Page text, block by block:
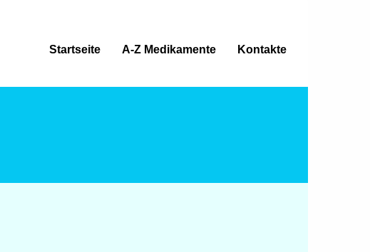
Startseite A-Z Medikamente Kontakte